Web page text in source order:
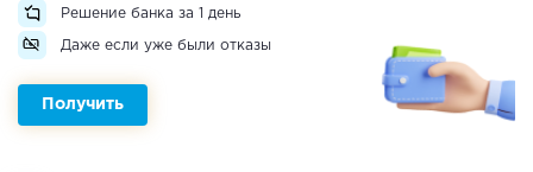
Решение банка за 1 день
Даже если уже были отказы
Получить